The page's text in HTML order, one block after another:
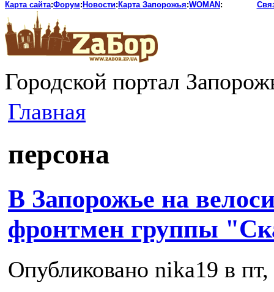
Карта сайта:Форум: Новости: Карта Запорожья:WOMAN :
Городской портал
Главная
персона
В Запорожье на
фронтмен группы
Опубликовано nika19 в